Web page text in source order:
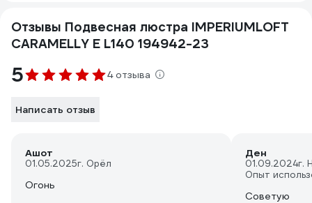
Отзывы Подвесная люстра IMPERIUMLOFT
CARAMELLY E L140 194942-23
5 4 отзыва
Написать отзыв
Ашот
01.05.2025г. Орёл
Огонь
Ден
01.09.2024г.
Опыт
Советую